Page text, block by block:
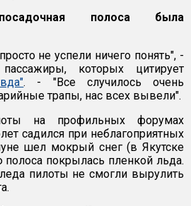
посадочная полоса была
не успели ничего понять", -
которых цитирует
. - "Все случилось очень
трапы, нас всех вывели".
на профильных форумах
садился при неблагоприятных
шел мокрый снег (в Якутске
покрылась пленкой льда.
пилоты не смогли вырулить